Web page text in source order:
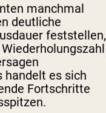
manchmal
deutliche
feststellen,
handelt es sich
Fortschritte